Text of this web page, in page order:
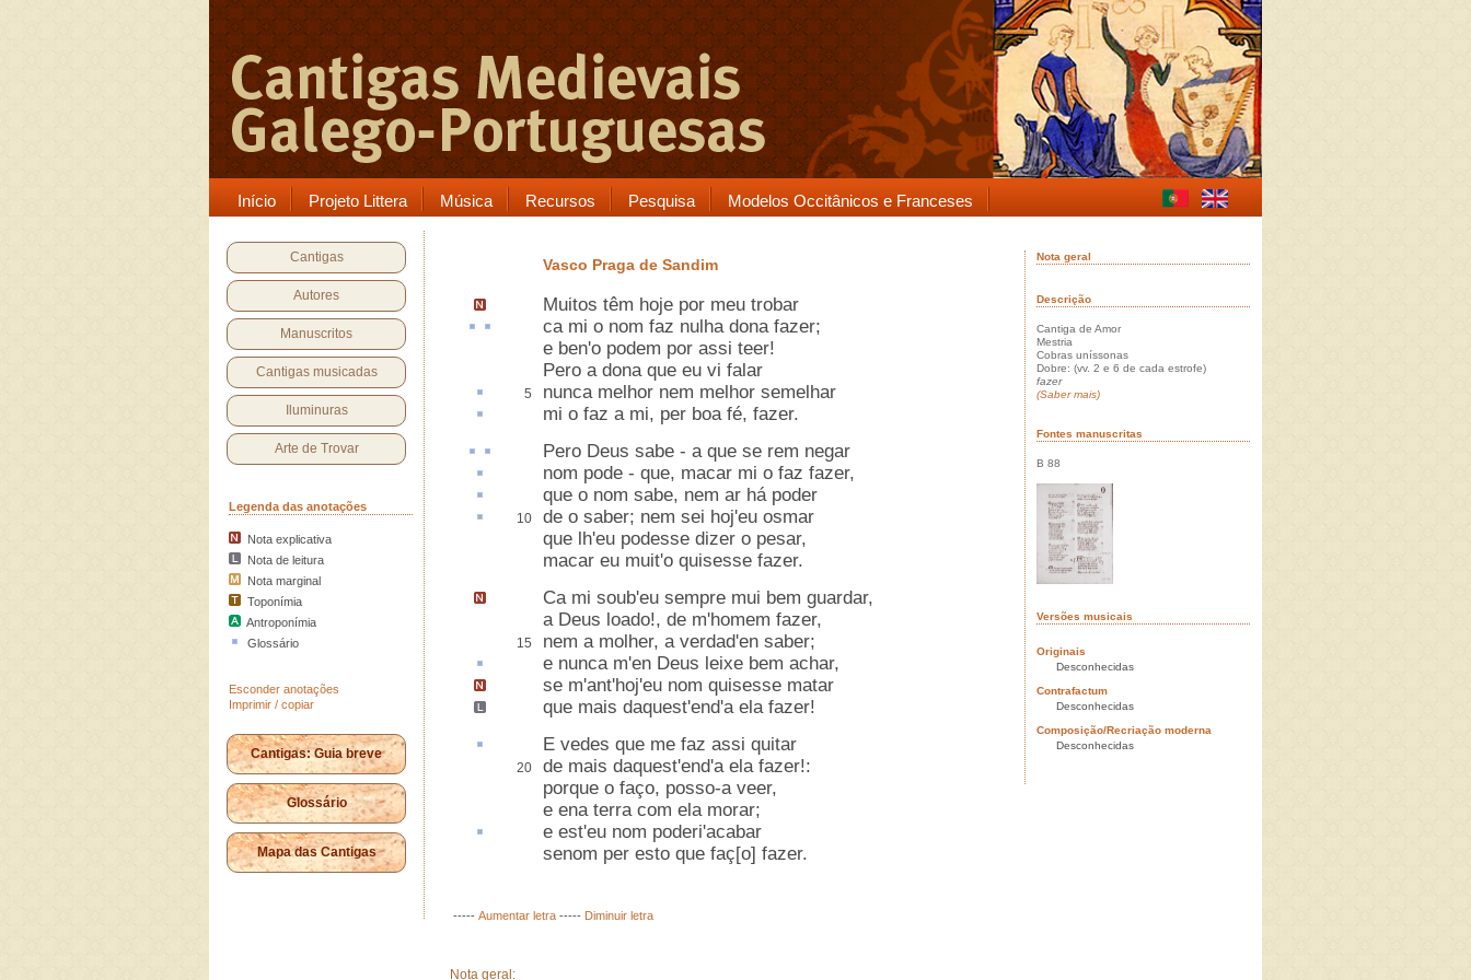
Início Projeto Littera Música Recursos Pesquisa Modelos Occitânicos e Franceses
Cantigas
Autores
Manuscritos
Cantigas musicadas
Iluminuras
Arte de Trovar
Legenda das anotações
Nota explicativa
Nota de leitura
Nota marginal
Toponímia
Antroponímia
Glossário
Esconder anotações
Imprimir / copiar
Cantigas: Guia breve
Glossário
Mapa das Cantigas
Vasco Praga de Sandim
Muitos têm hoje por meu trobar
ca mi o nom faz nulha dona fazer;
e ben'o podem por assi teer!
Pero a dona que eu vi falar
5 nunca melhor nem melhor semelhar
mi o faz a mi, per boa fé, fazer.
Pero Deus sabe - a que se rem negar
nom pode - que, macar mi o faz fazer,
que o nom sabe, nem ar há poder
10 de o saber; nem sei hoj'eu osmar
que lh'eu podesse dizer o pesar,
macar eu muit'o quisesse fazer.
Ca mi soub'eu sempre mui bem guardar,
a Deus loado!, de m'homem fazer,
15 nem a molher, a verdad'en saber;
e nunca m'en Deus leixe bem achar,
se m'ant'hoj'eu nom quisesse matar
que mais daquest'end'a ela fazer!
E vedes que me faz assi quitar
20
de mais daquest'end'a ela fazer!:
porque o faço, posso-a veer,
e ena terra com ela morar;
e est'eu nom poderi'acabar
senom per esto que faç[o] fazer.
----- Aumentar letra ----- Diminuir letra
Nota geral:
Nota geral
Descrição
Cantiga de Amor
Mestria
Cobras uníssonas
Dobre: (vv. 2 e 6 de cada estrofe)
fazer
(Saber mais)
Fontes manuscritas
B 88
Versões musicais
Originais
Desconhecidas
Contrafactum
Desconhecidas
Composição/Recriação moderna
Desconhecidas